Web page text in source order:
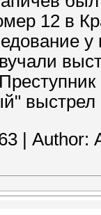
12 в
выстрел
Author: